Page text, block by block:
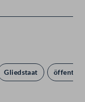
Gliedstaat